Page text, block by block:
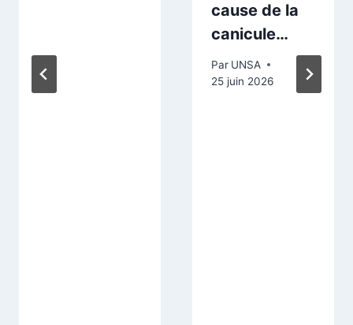
cause de la
canicule…
Par UNSA
25 juin 2026